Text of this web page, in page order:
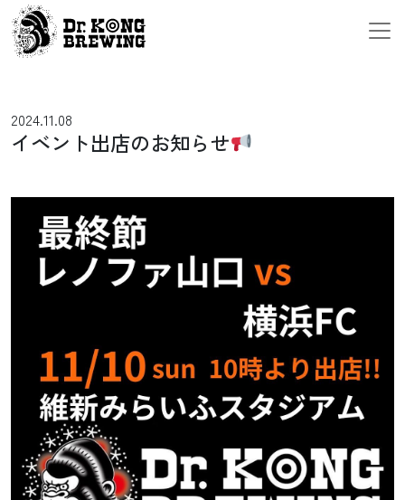
メインナビゲーション
2024.11.08
イベント出店のお知らせ